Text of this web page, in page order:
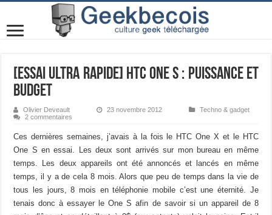
[Essai Ultra Rapide] HTC One S : Puissance et
budget
Olivier Deveault 23 novembre 2012
Techno & gadget
2 commentaires
Ces dernières semaines, j’avais à la fois le HTC One X et le HTC
One S en essai. Les deux sont arrivés sur mon bureau en même
temps. Les deux appareils ont été annoncés et lancés en même
temps, il y a de cela 8 mois. Alors que peu de temps dans la vie de
tous les jours, 8 mois en téléphonie mobile c’est une éternité. Je
tenais donc à essayer le One S afin de savoir si un appareil de 8